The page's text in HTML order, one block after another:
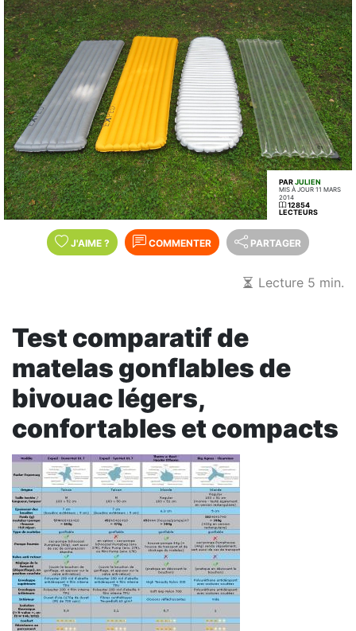
PARJULIEN
MIS À JOUR 11 MARS
2014
12854
LECTEURS
J'AIME ? COMMENTER PARTAGER
Lecture 5 min.
Test comparatif de
matelas gonflables de
bivouac légers,
confortables et compacts